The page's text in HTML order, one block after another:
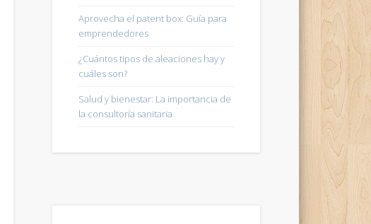
Aprovecha el patent box: Guía para
emprendedores
¿Cuántos tipos de aleaciones hay y
cuáles son?
Salud y bienestar: La importancia de
la consultoría sanitaria